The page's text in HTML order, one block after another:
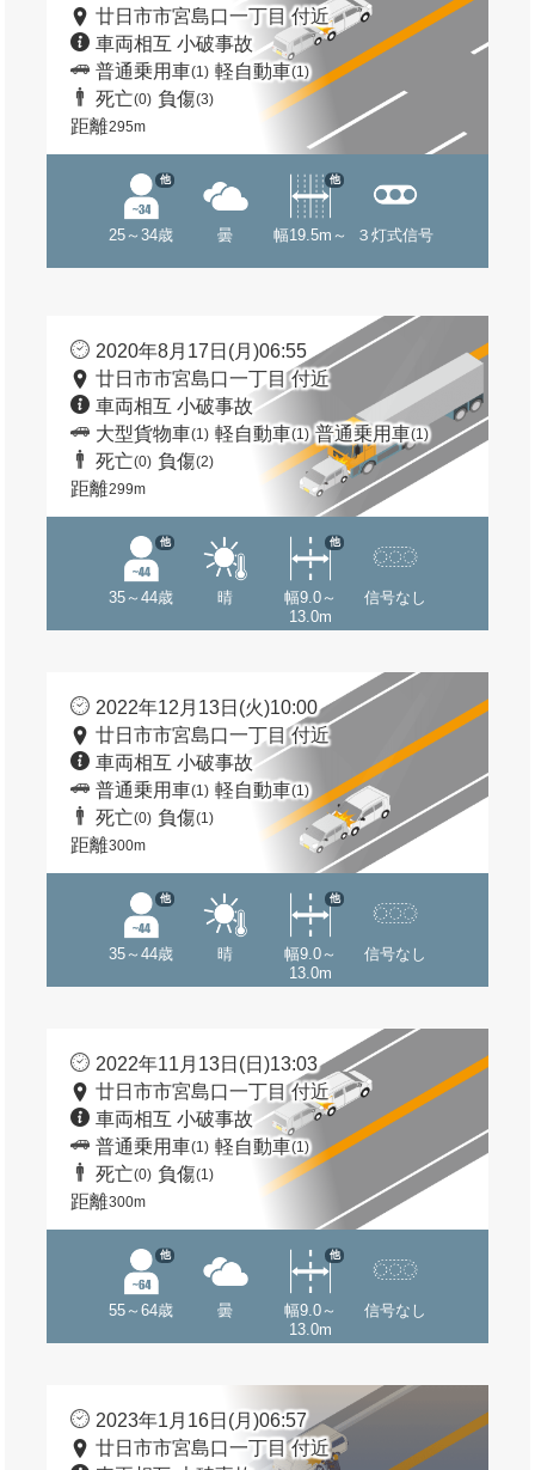
廿日市市宮島口一丁目 付近
車両相互 小破事故
普通乗用車(1) 軽自動車(1)
死亡(0) 負傷(3)
距離295m
25～34歳
他
曇 幅19.5m～
他
３灯式信号
2020年8月17日(月)06:55
廿日市市宮島口一丁目 付近
車両相互 小破事故
大型貨物車(1) 軽自動車(1) 普通乗用車(1)
死亡(0) 負傷(2)
距離299m
35～44歳
他
晴
幅9.0～
13.0m
他
信号なし
2022年12月13日(火)10:00
廿日市市宮島口一丁目 付近
車両相互 小破事故
普通乗用車(1) 軽自動車(1)
死亡(0) 負傷(1)
距離300m
35～44歳
他
晴
幅9.0～
13.0m
他
信号なし
2022年11月13日(日)13:03
廿日市市宮島口一丁目 付近
車両相互 小破事故
普通乗用車(1) 軽自動車(1)
死亡(0) 負傷(1)
距離300m
55～64歳
他
曇
幅9.0～
13.0m
他
信号なし
2023年1月16日(月)06:57
廿日市市宮島口一丁目 付近